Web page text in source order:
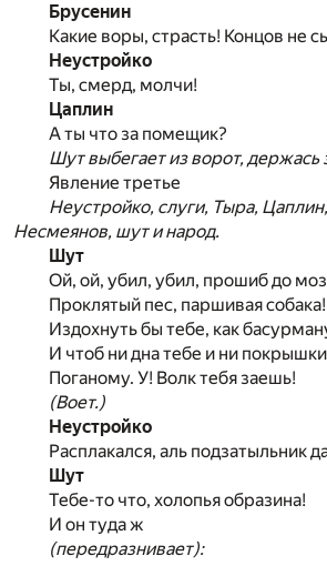
Брусенин
Какие воры, страсть! Концов не
Неустройко
Ты, смерд, молчи!
Цаплин
А ты что за помещик?
Шут выбегает из ворот, держась
Явление третье
Неустройко, слуги, Тыра,
Несмеянов, шут и народ.
Шут
Ой, ой, убил, убил, прошиб до
Проклятый пес, паршивая собака!
Издохнуть бы тебе, как
И чтоб ни дна тебе и ни
Поганому. У! Волк тебя заешь!
(Воет.)
Неустройко
Расплакался, аль подзатыльник
Шут
Тебе-то что, холопья образина!
И он туда ж
(передразнивает):